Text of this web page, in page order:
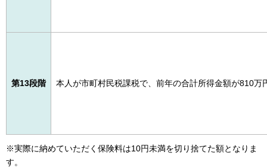
第13段階 本人が市町村民税課税で、前年の合計所得金額が810万
※実際に納めていただく保険料は10円未満を切り捨てた額となりま
す。